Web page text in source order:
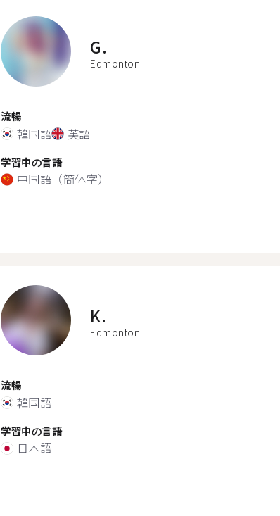
G.
Edmonton
流暢
韓国語 英語
学習中の言語
中国語（簡体字）
K.
Edmonton
流暢
韓国語
学習中の言語
日本語